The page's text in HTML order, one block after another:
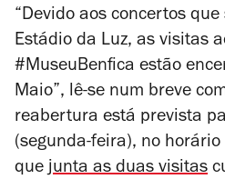
“Devido aos concertos
Estádio da Luz, as visitas
#MuseuBenfica estão
Maio”, lê-se num breve
reabertura está prevista
(segunda-feira), no
quejunta as duas visitas